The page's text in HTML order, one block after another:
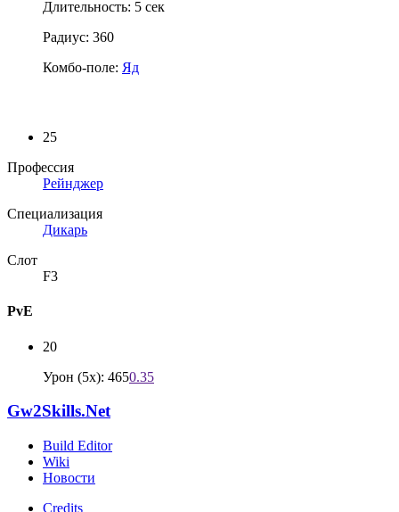
Длительность: 5 сек
Радиус: 360
Комбо-поле: Яд
25
Профессия
Рейнджер
Специализация
Дикарь
Слот
F3
PvE
20
Урон (5x): 4650.35
Gw2Skills.Net
Build Editor
Wiki
Новости
Credits